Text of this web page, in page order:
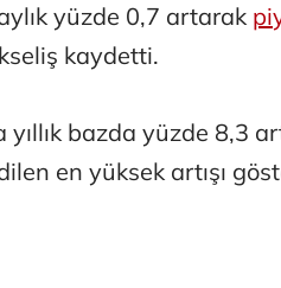
yüzde 0,7 artarak
kaydetti.
bazda yüzde 8,3
en yüksek artışı